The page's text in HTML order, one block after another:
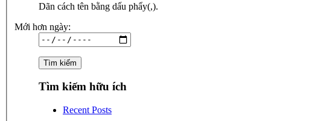
Dãn cách tên bằng dấu phẩy(,).
Mới hơn ngày:
Tìm kiếm hữu ích
Recent Posts